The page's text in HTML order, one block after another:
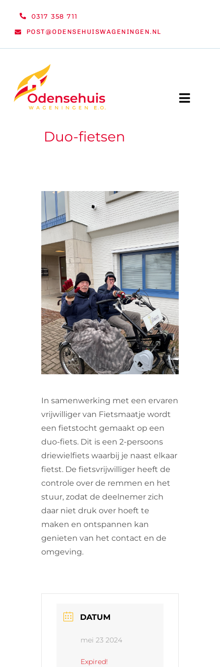
0317 358 711
POST@ODENSEHUISWAGENINGEN.NL
Toggle
WELKOM
ORGANISATIE
VRIJWILLIGERS & STAGIAIRES
CONTACT
Duo-fietsen
In samenwerking met een ervaren
vrijwilliger van Fietsmaatje wordt
een fietstocht gemaakt op een
duo-fiets. Dit is een 2-persoons
driewielfiets waarbij je naast elkaar
fietst. De fietsvrijwilliger heeft de
controle over de remmen en het
stuur, zodat de deelnemer zich
daar niet druk over hoeft te
maken en ontspannen kan
genieten van het contact en de
omgeving.
DATUM
mei 23 2024
Expired!